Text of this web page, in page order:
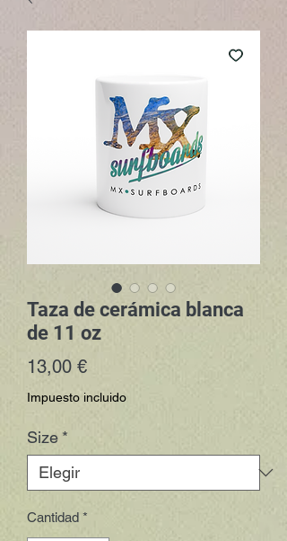
Taza de cerámica blanca
de 11 oz
13,00 €Precio
Impuesto incluido
Size *
Cantidad *